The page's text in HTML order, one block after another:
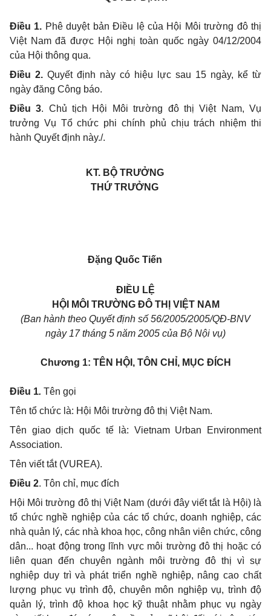
Điều 1. Phê duyệt bản Điều lệ của Hội Môi trường đô thị
Việt Nam đã được Hội nghị toàn quốc ngày 04/12/2004
của Hội thông qua.
Điều 2. Quyết định này có hiệu lực sau 15 ngày, kể từ
ngày đăng Công báo.
Điều 3. Chủ tịch Hội Môi trường đô thị Việt Nam, Vụ
trưởng Vụ Tổ chức phi chính phủ chịu trách nhiệm thi
hành Quyết định này./.
KT. BỘ TRƯỞNG
THỨ TRƯỞNG
Đặng Quốc Tiến
ĐIỀU LỆ
HỘI MÔI TRƯỜNG ĐÔ THỊ VIỆT NAM
(Ban hành theo Quyết định số 56/2005/2005/QĐ-BNV
ngày 17 tháng 5 năm 2005 của Bộ Nội vụ)
Chương 1: TÊN HỘI, TÔN CHỈ, MỤC ĐÍCH
Điều 1. Tên gọi
Tên tổ chức là: Hội Môi trường đô thị Việt Nam.
Tên giao dịch quốc tế là: Vietnam Urban Environment
Association.
Tên viết tắt (VUREA).
Điều 2. Tôn chỉ, mục đích
Hội Môi trường đô thị Việt Nam (dưới đây viết tắt là Hội) là
tổ chức nghề nghiệp của các tổ chức, doanh nghiệp, các
nhà quản lý, các nhà khoa học, công nhân viên chức, công
dân... hoạt động trong lĩnh vực môi trường đô thị hoặc có
liên quan đến chuyên ngành môi trường đô thị vì sự
nghiệp duy trì và phát triển nghề nghiệp, nâng cao chất
lượng phục vụ trình độ, chuyên môn nghiệp vụ, trình độ
quản lý, trình độ khoa học kỹ thuật nhằm phục vụ ngày